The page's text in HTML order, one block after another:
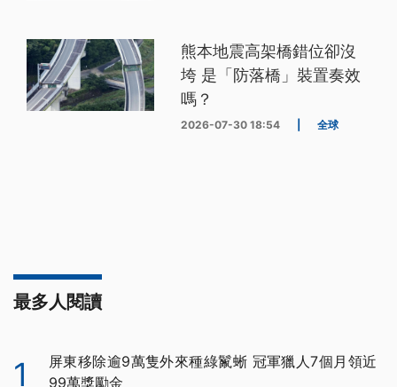
熊本地震高架橋錯位卻沒
垮 是「防落橋」裝置奏效
嗎？
2026-07-30 18:54 全球
最多人閱讀
1
屏東移除逾9萬隻外來種綠鬣蜥 冠軍獵人7個月領近
99萬獎勵金